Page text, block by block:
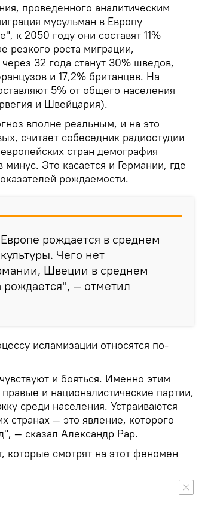
проведенного аналитическим
мусульман в Европу
к 2050 году они составят 11%
резкого роста миграции,
32 года станут 30% шведов,
и 17,2% британцев. На
5% от общего населения
и Швейцария).
вполне реальным, и на это
считает собеседник радиостудии
стран демография
Это касается и Германии, где
рождаемости.
рождается в среднем
Чего нет
Швеции в среднем
рождается", — отметил
исламизации относятся по-
и бояться. Именно этим
и националистические партии,
среди населения. Устраиваются
странах — это явление, которого
— сказал Александр Рар.
которые смотрят на этот феномен